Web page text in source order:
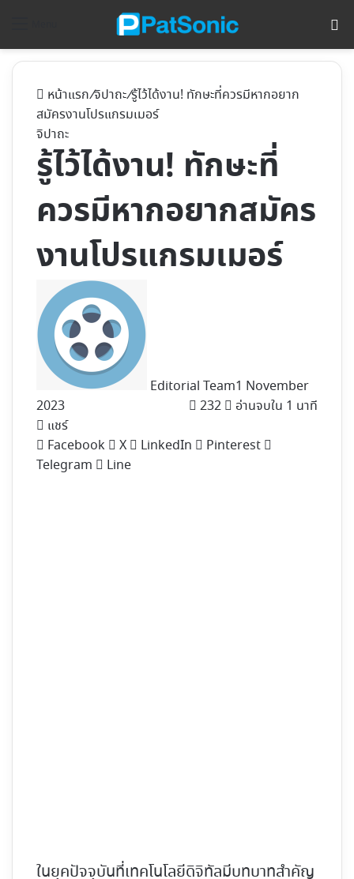
หน้าแรก/จิปาถะ/รู้ไว้ได้งาน! ทักษะที่ควรมีหากอยาก
สมัครงานโปรแกรมเมอร์
จิปาถะ
รู้ไว้ได้งาน! ทักษะที่
ควรมีหากอยากสมัคร
งานโปรแกรมเมอร์
Editorial Team1 November
2023
232
อ่านจบใน 1 นาที
แชร์
Facebook
X LinkedIn
Pinterest
Telegram
Line
ในยุคปัจจุบันที่เทคโนโลยีดิจิทัลมีบทบาทสำคัญ